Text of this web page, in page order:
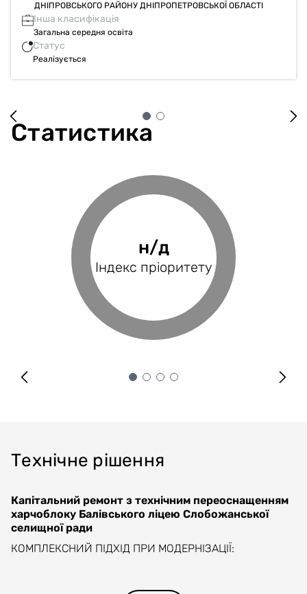
ДНІПРОВСЬКОГО РАЙОНУ ДНІПРОПЕТРОВСЬКОЇ ОБЛАСТІ
Інша класифікація
Загальна середня освіта
Статус
Реалізується
ДНІПРОВСЬКОГО РАЙОНУ ДНІПРОПЕТРОВСЬКОЇ ОБЛАСТІ
Інша класифікація
Загальна середня освіта
Статус
Реалізується
Статистика
н/д
Індекс пріоритету
99.19%
Фінансове
покриття
н/д
Індекс BRP
н/д
Оцінка проєкту
Технічне рішення
Капітальний ремонт з технічним переоснащенням
харчоблоку Балівського ліцею Слобожанської
селищної ради
КОМПЛЕКСНИЙ ПІДХІД ПРИ МОДЕРНІЗАЦІЇ: